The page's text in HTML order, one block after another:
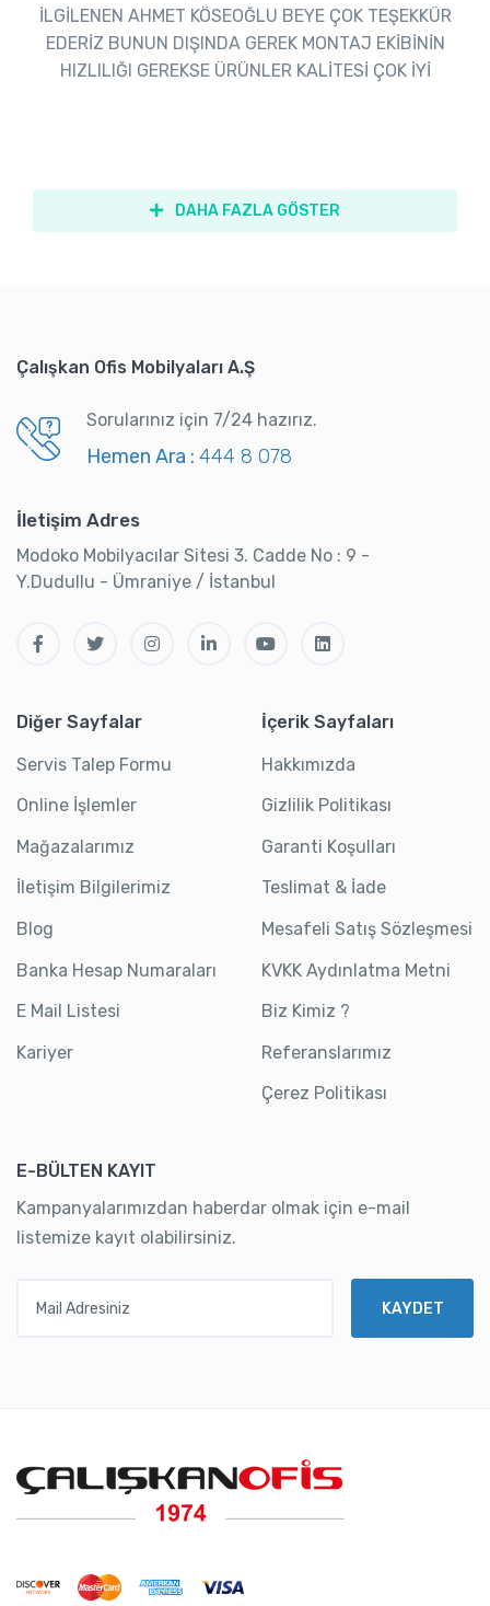
İLGİLENEN AHMET KÖSEOĞLU BEYE ÇOK TEŞEKKÜR
EDERİZ BUNUN DIŞINDA GEREK MONTAJ EKİBİNİN
HIZLILIĞI GEREKSE ÜRÜNLER KALİTESİ ÇOK İYİ
DAHA FAZLA GÖSTER
Çalışkan Ofis Mobilyaları A.Ş
Sorularınız için 7/24 hazırız.
Hemen Ara : 444 8 078
İletişim Adres
Modoko Mobilyacılar Sitesi 3. Cadde No : 9 -
Y.Dudullu - Ümraniye / İstanbul
Diğer Sayfalar
Servis Talep Formu
Online İşlemler
Mağazalarımız
İletişim Bilgilerimiz
Blog
Banka Hesap Numaraları
E Mail Listesi
Kariyer
İçerik Sayfaları
Hakkımızda
Gizlilik Politikası
Garanti Koşulları
Teslimat & İade
Mesafeli Satış Sözleşmesi
KVKK Aydınlatma Metni
Biz Kimiz ?
Referanslarımız
Çerez Politikası
E-BÜLTEN KAYIT
Kampanyalarımızdan haberdar olmak için e-mail
listemize kayıt olabilirsiniz.
KAYDET